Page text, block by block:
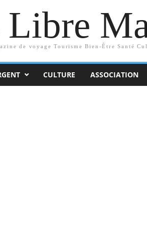
Libre
de voyage Tourisme Bien-Être Santé
CULTURE ASSOCIATION